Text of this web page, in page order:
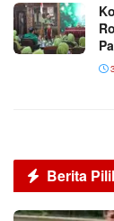
Berita